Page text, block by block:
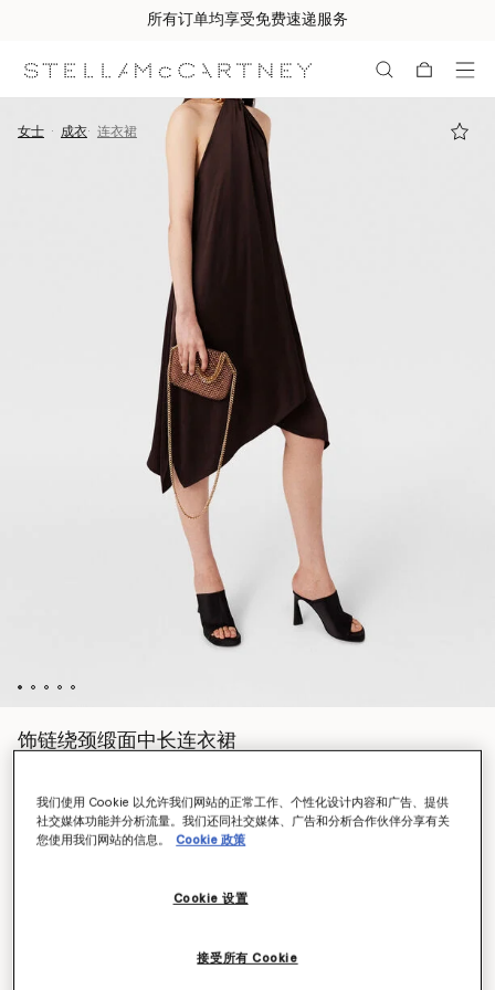
所有订单均享受免费速递服务
女士 成衣 连衣裙
饰链绕颈缎面中长连衣裙
颜色 巧克力棕
我们使用 Cookie 以允许我们网站的正常工作、个性化设计内容和广告、提供
社交媒体功能并分析流量。我们还同社交媒体、广告和分析合作伙伴分享有关
您使用我们网站的信息。
Cookie 政策
Cookie 设置
接受所有 Cookie